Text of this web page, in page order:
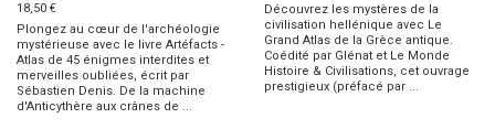
18,50 €
Plongez au cœur de l'archéologie
mystérieuse avec le livre Artéfacts -
Atlas de 45 énigmes interdites et
merveilles oubliées, écrit par
Sébastien Denis. De la machine
d'Anticythère aux crânes de ...
Découvrez les mystères de la
civilisation hellénique avec Le
Grand Atlas de la Grèce antique.
Coédité par Glénat et Le Monde
Histoire & Civilisations, cet ouvrage
prestigieux (préfacé par ...